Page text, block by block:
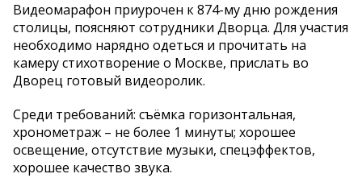
Видеомарафон приурочен к 874-му дню рождения
столицы, поясняют сотрудники Дворца. Для участия
необходимо нарядно одеться и прочитать на
камеру стихотворение о Москве, прислать во
Дворец готовый видеоролик.
Среди требований: съёмка горизонтальная,
хронометраж – не более 1 минуты; хорошее
освещение, отсутствие музыки, спецэффектов,
хорошее качество звука.